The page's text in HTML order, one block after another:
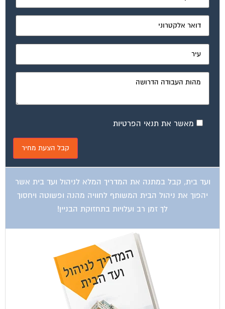
מאשר את תנאי הפרטיות
ועד בית, קבל במתנה את המדריך המלא לניהול ועד בית אשר
יהפוך את ניהול הבית המשותף לחוויה מהנה ופשוטה ויחסוך
לך זמן רב ועלויות בתחזוקת הבניין!